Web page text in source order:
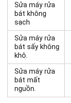
Sửa máy rửa
bát không
sạch
Sửa máy rửa
bát sấy không
khô.
Sửa máy rửa
bát mất
nguồn.